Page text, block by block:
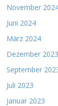
November
Juni 2024
März 2024
Dezember 2023
September
Juli 2023
Januar 2023